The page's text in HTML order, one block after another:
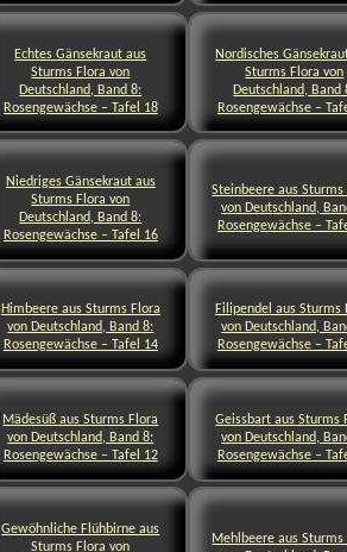
Echtes Gänsekraut aus
Sturms Flora von
Deutschland, Band 8:
Rosengewächse – Tafel 18
Nordisches
Sturms Flora von
Deutschland, Band
Rosengewächse –
Niedriges Gänsekraut aus
Sturms Flora von
Deutschland, Band 8:
Rosengewächse – Tafel 16
Steinbeere aus Sturms
von Deutschland,
Rosengewächse –
Himbeere aus Sturms Flora
von Deutschland, Band 8:
Rosengewächse – Tafel 14
Filipendel aus Sturms
von Deutschland,
Rosengewächse –
Mädesüß aus Sturms Flora
von Deutschland, Band 8:
Rosengewächse – Tafel 12
Geissbart aus Sturms
von Deutschland,
Rosengewächse –
Gewöhnliche Flühbirne aus
Sturms Flora von
Mehlbeere aus Sturms